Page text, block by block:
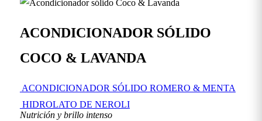
ACONDICIONADOR SÓLIDO
COCO & LAVANDA
ACONDICIONADOR SÓLIDO ROMERO & MENTA
HIDROLATO DE NEROLI
Nutrición y brillo intenso